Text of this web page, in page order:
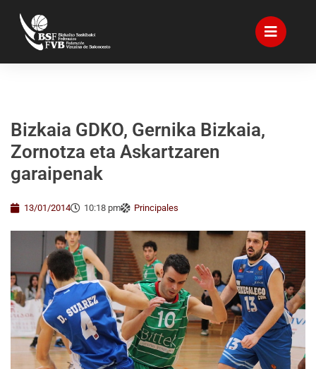
Bizkaia GDKO, Gernika Bizkaia,
Zornotza eta Askartzaren
garaipenak
13/01/2014 10:18 pm Principales